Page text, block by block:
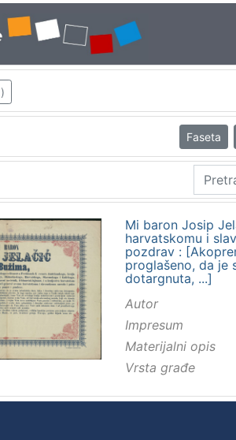
Faseta
Mi baron Josip
harvatskomu i
pozdrav :
proglašeno, da je
dotargnuta, ...]
Autor
Impresum
Materijalni opis
Vrsta građe